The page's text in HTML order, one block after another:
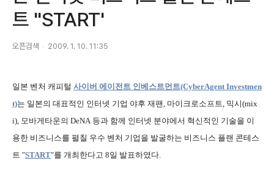
트 "START'
오픈검색 2009. 1. 10. 11:35
일본 벤처 캐피털 사이버 에이전트 인베스트먼트(CyberAgent Investmen
t)는 일본의 대표적인 인터넷 기업 야후 재팬, 마이크로소프트, 믹시(mix
i), 모바게타운의 DeNA등과 함께 인터넷 분야에서 혁신적인 기술을 이
용한 비즈니스를 펼칠 우수 벤처 기업을 발굴하는 비즈니스 플랜 콘테스
트 "START"를 개최한다고 8일 발표하였다.